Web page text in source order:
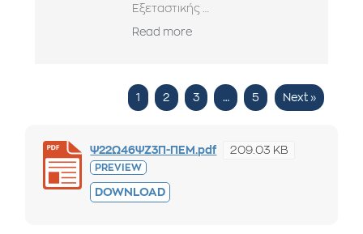
Εξεταστικής …
Read more
1 2 3 … 5 Next »
Ψ22Ω46ΨΖ3Π-ΠΕΜ.pdf 209.03 KB
PREVIEW
DOWNLOAD